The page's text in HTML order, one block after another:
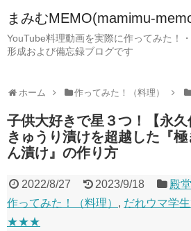
まみむMEMO(mamimu-
YouTube料理動画を実際に作ってみた！
形成および備忘録ブログです
ホーム 作ってみた！（料理）
子供大好きで星３つ！【永
きゅうり漬けを超越した『
ん漬け』の作り方
2022/8/27 2023/9/18 殿
作ってみた！（料理） , だれウマ学
★★★